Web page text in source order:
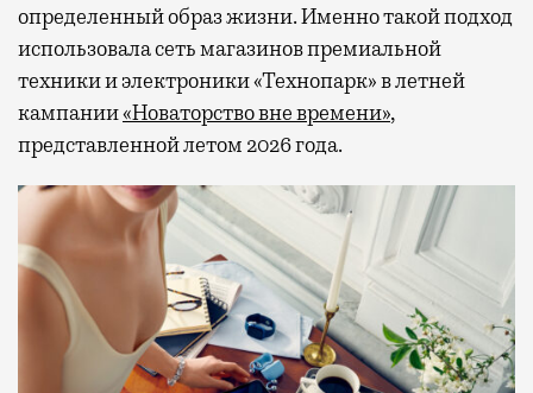
определенный образ жизни. Именно такой подход
использовала сеть магазинов премиальной
техники и электроники «Технопарк» в летней
кампании«Новаторство вне времени»,
представленной летом 2026 года.